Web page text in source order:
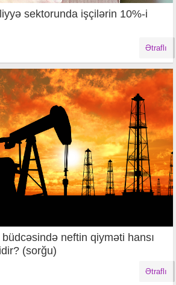
sektorunda işçilərin 10%-i
Ətraflı
neftin qiyməti hansı
(sorğu)
Ətraflı